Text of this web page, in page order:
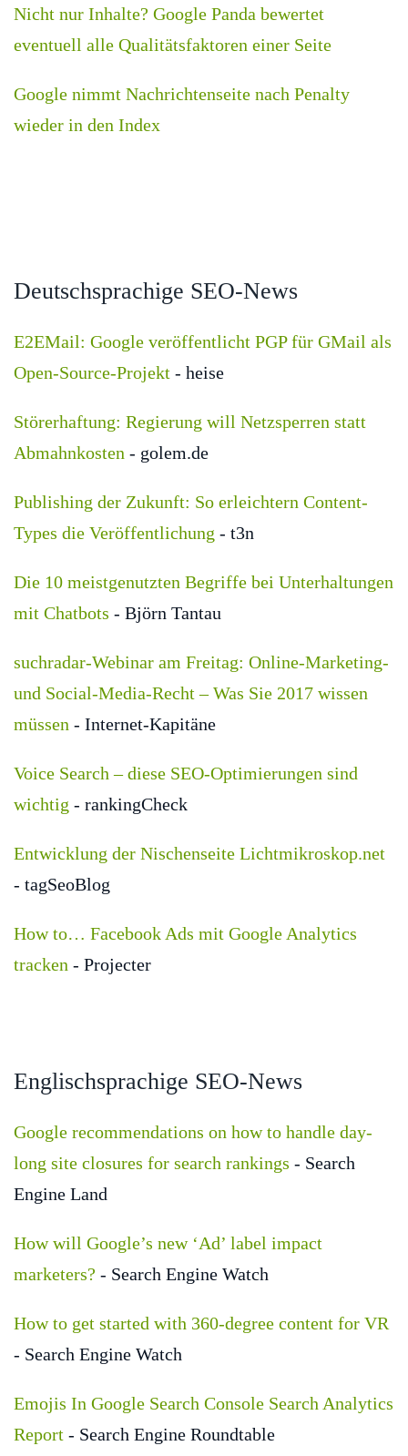
Nicht nur Inhalte? Google Panda bewertet
eventuell alle Qualitätsfaktoren einer Seite
Google nimmt Nachrichtenseite nach Penalty
wieder in den Index
Deutschsprachige SEO-News
E2EMail: Google veröffentlicht PGP für GMail als
Open-Source-Projekt - heise
Störerhaftung: Regierung will Netzsperren statt
Abmahnkosten - golem.de
Publishing der Zukunft: So erleichtern Content-
Types die Veröffentlichung - t3n
Die 10 meistgenutzten Begriffe bei Unterhaltungen
mit Chatbots - Björn Tantau
suchradar-Webinar am Freitag: Online-Marketing-
und Social-Media-Recht – Was Sie 2017 wissen
müssen - Internet-Kapitäne
Voice Search – diese SEO-Optimierungen sind
wichtig - rankingCheck
Entwicklung der Nischenseite Lichtmikroskop.net
- tagSeoBlog
How to… Facebook Ads mit Google Analytics
tracken - Projecter
Englischsprachige SEO-News
Google recommendations on how to handle day-
long site closures for search rankings - Search
Engine Land
How will Google’s new ‘Ad’ label impact
marketers? - Search Engine Watch
How to get started with 360-degree content for VR
- Search Engine Watch
Emojis In Google Search Console Search Analytics
Report - Search Engine Roundtable